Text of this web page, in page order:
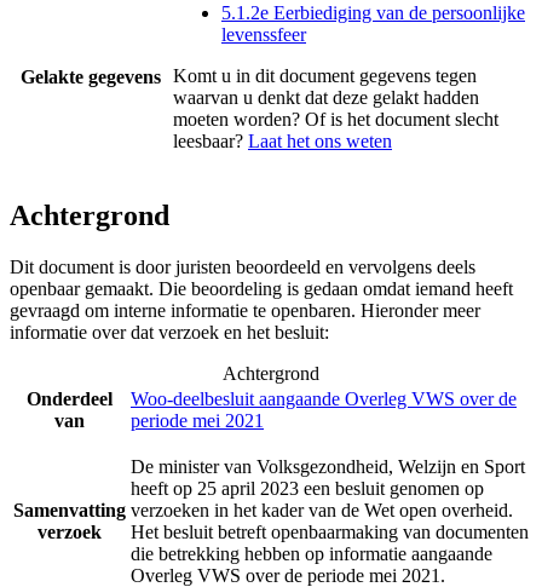
Gelakte gegevens
5.1.2e Eerbiediging van de persoonlijke
levenssfeer
Komt u in dit document gegevens tegen
waarvan u denkt dat deze gelakt hadden
moeten worden? Of is het document slecht
leesbaar? Laat het ons weten
Achtergrond
Dit document is door juristen beoordeeld en vervolgens deels
openbaar gemaakt. Die beoordeling is gedaan omdat iemand heeft
gevraagd om interne informatie te openbaren. Hieronder meer
informatie over dat verzoek en het besluit:
Achtergrond
Onderdeel
van
Woo-deelbesluit aangaande Overleg VWS over de
periode mei 2021
Samenvatting
verzoek
De minister van Volksgezondheid, Welzijn en Sport
heeft op 25 april 2023 een besluit genomen op
verzoeken in het kader van de Wet open overheid.
Het besluit betreft openbaarmaking van documenten
die betrekking hebben op informatie aangaande
Overleg VWS over de periode mei 2021.